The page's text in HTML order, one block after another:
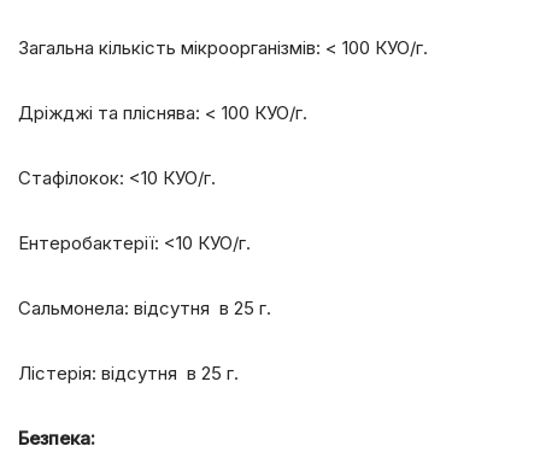
Загальна кількість мікроорганізмів: < 100 КУО/г.
Дріжджі та пліснява: < 100 КУО/г.
Стафілокок: <10 КУО/г.
Ентеробактерії: <10 КУО/г.
Сальмонела: відсутня в 25 г.
Лістерія: відсутня в 25 г.
Безпека: